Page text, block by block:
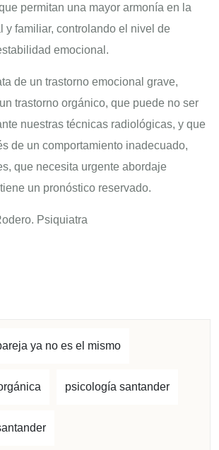
permitan una mayor armonía en la
y familiar, controlando el nivel de
emocional.
de un trastorno emocional grave,
trastorno orgánico, que puede no ser
nuestras técnicas radiológicas, y que
de un comportamiento inadecuado,
que necesita urgente abordaje
un pronóstico reservado.
Psiquiatra
ya no es el mismo
psicología santander